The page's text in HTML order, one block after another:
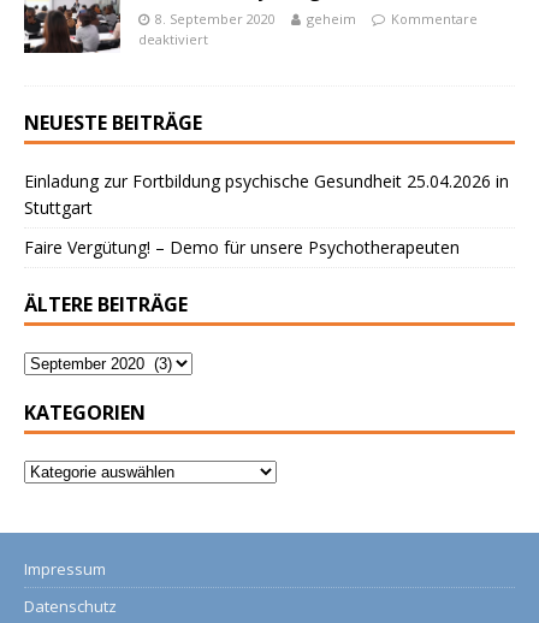
8. September 2020 geheim
Kommentare
deaktiviert
NEUESTE BEITRÄGE
Einladung zur Fortbildung psychische Gesundheit 25.04.2026 in
Stuttgart
Faire Vergütung! – Demo für unsere Psychotherapeuten
ÄLTERE BEITRÄGE
KATEGORIEN
Impressum
Datenschutz